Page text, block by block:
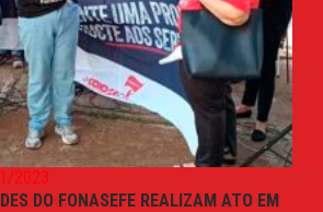
2023
DO FONASEFE REALIZAM ATO EM